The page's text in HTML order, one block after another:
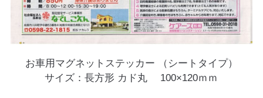
お車用マグネットステッカー （シートタイプ）
サイズ：長方形 カド丸 100×120ｍｍ